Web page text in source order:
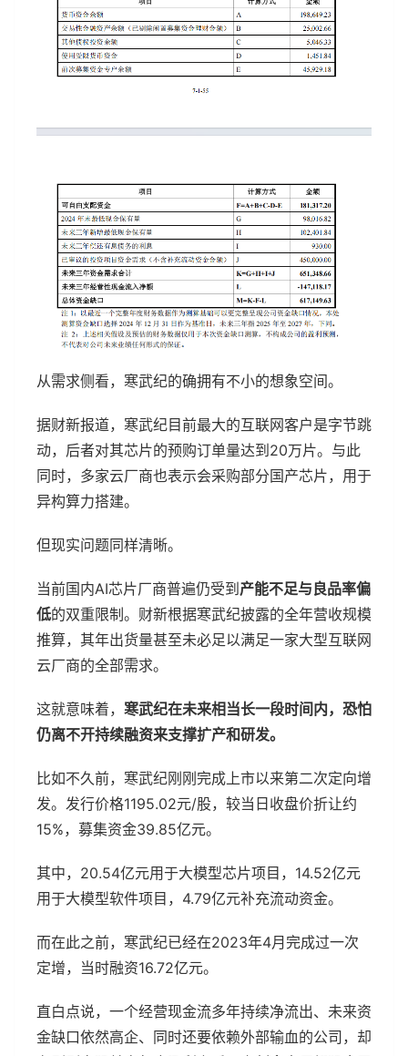
从需求侧看，寒武纪的确拥有不小的想象空间。
据财新报道，寒武纪目前最大的互联网客户是字节跳
动，后者对其芯片的预购订单量达到20万片。与此
同时，多家云厂商也表示会采购部分国产芯片，用于
异构算力搭建。
但现实问题同样清晰。
当前国内AI芯片厂商普遍仍受到 产能不足与良品率偏
低的双重限制。财新根据寒武纪披露的全年营收规模
推算，其年出货量甚至未必足以满足一家大型互联网
云厂商的全部需求。
这就意味着， 寒武纪在未来相当长一段时间内，恐怕
仍离不开持续融资来支撑扩产和研发。
比如不久前，寒武纪刚刚完成上市以来第二次定向增
发。发行价格1195.02元/股，较当日收盘价折让约
15%，募集资金39.85亿元。
其中，20.54亿元用于大模型芯片项目，14.52亿元
用于大模型软件项目，4.79亿元补充流动资金。
而在此之前，寒武纪已经在2023年4月完成过一次
定增，当时融资16.72亿元。
直白点说，一个经营现金流多年持续净流出、未来资
金缺口依然高企、同时还要依赖外部输血的公司，却